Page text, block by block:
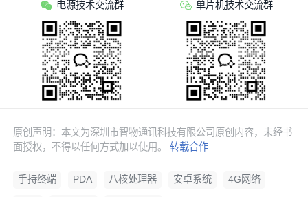
电源技术交流群 单片机技术交流群
原创声明：本文为深圳市智物通讯科技有限公司原创内容，未经书
面授权，不得以任何方式加以使用。转载合作
手持终端 PDA 八核处理器 安卓系统 4G网络